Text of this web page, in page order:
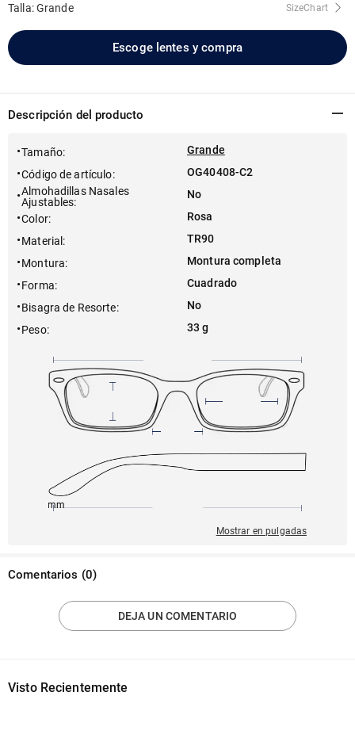
Talla: Grande SizeChart
Escoge lentes y compra
Descripción del producto
Tamaño:
Grande
Código de artículo:
OG40408-C2
Almohadillas Nasales
Ajustables:
No
Color:
Rosa
Material :
TR90
Montura:
Montura completa
Forma:
Cuadrado
Bisagra de Resorte:
No
Peso: 33 g
145mm
Mostrar en pulgadas
Comentarios (0)
DEJA UN COMENTARIO
Visto Recientemente